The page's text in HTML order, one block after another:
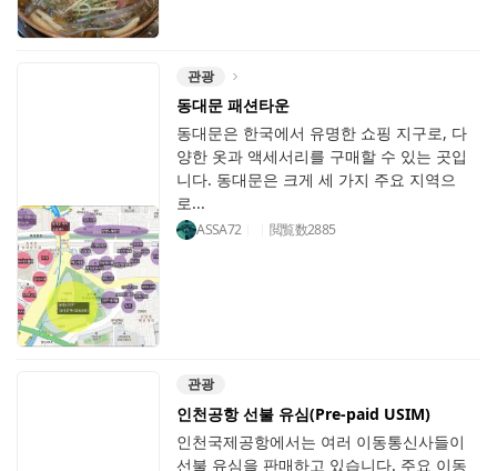
관광
동대문 패션타운
동대문은 한국에서 유명한 쇼핑 지구로, 다
양한 옷과 액세서리를 구매할 수 있는 곳입
니다. 동대문은 크게 세 가지 주요 지역으
로...
ASSA72 閲覧数2885
관광
인천공항 선불 유심(Pre-paid USIM)
인천국제공항에서는 여러 이동통신사들이
선불 유심을 판매하고 있습니다. 주요 이동